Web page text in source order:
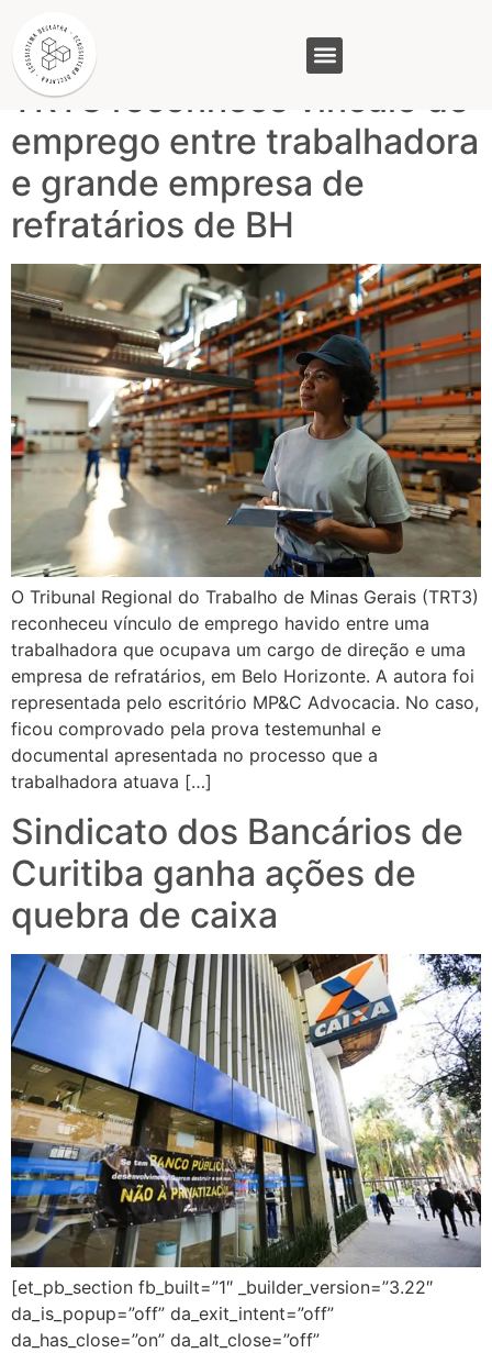
Tag:
TRT3 reconhece vínculo de
emprego entre trabalhadora
e grande empresa de
refratários de BH
O Tribunal Regional do Trabalho de Minas Gerais (TRT3)
reconheceu vínculo de emprego havido entre uma
trabalhadora que ocupava um cargo de direção e uma
empresa de refratários, em Belo Horizonte. A autora foi
representada pelo escritório MP&C Advocacia. No caso,
ficou comprovado pela prova testemunhal e
documental apresentada no processo que a
trabalhadora atuava […]
Sindicato dos Bancários de
Curitiba ganha ações de
quebra de caixa
[et_pb_section fb_built=”1″ _builder_version=”3.22″
da_is_popup=”off” da_exit_intent=”off”
da_has_close=”on” da_alt_close=”off”